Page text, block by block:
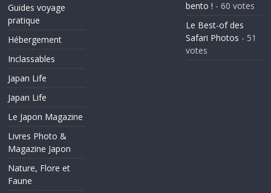
Guides voyage
pratique
Hébergement
Inclassables
Japan Life
Japan Life
Le Japon Magazine
Livres Photo &
Magazine Japon
Nature, Flore et
Faune
bento ! - 60 votes
Le Best-of des
Safari Photos - 51
votes